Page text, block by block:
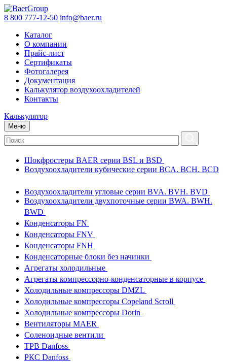
8 800 777-12-50 info@baer.ru
Каталог
О компании
Прайс-лист
Сертификаты
Фотогалерея
Документация
Калькулятор воздухоохладителей
Контакты
Калькулятор
Меню
Шокфростеры BAER серии BSL и BSD
Воздухоохладители кубические серии BCA. BCH. BCD
Воздухоохладители угловые серии BVA. BVH. BVD
Воздухоохладители двухпоточные серии BWA. BWH.
BWD
Конденсаторы FN
Конденсаторы FNV
Конденсаторы FNH
Конденсаторные блоки без начинки
Агрегаты холодильные
Агрегаты компрессорно-конденсаторные в корпусе
Холодильные компрессоры DMZL
Холодильные компрессоры Copeland Scroll
Холодильные компрессоры Dorin
Вентиляторы MAER
Соленоидные вентили
ТРВ Danfoss
РКС Danfoss